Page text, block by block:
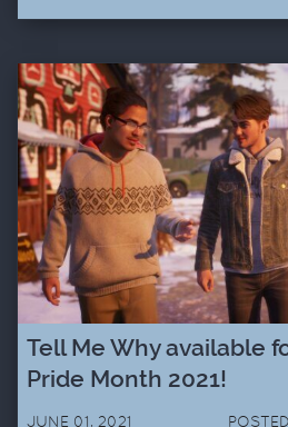
Tell Me Why available
Pride Month 2021!
JUNE 01, 2021